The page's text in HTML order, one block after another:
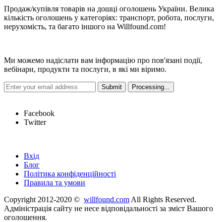
Продаж/купівля товарів на дошці оголошень України. Велика
кількість оголошень у категоріях: транспорт, робота, послуги,
нерухомість, та багато іншого на Willfound.com!
Ми можемо надіслати вам інформацію про пов'язані події,
вебінари, продукти та послуги, в які ми віримо.
Facebook
Twitter
Вхід
Блог
Політика конфіденційності
Правила та умови
Copyright 2012-2020 © willfound.com All Rights Reserved.
Адміністрація сайту не несе відповідальності за зміст Вашого
оголошення.